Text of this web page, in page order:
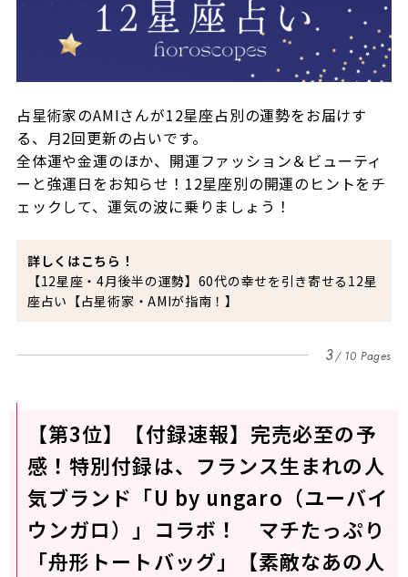
占星術家のAMIさんが12星座占別の運勢をお届けす
る、月2回更新の占いです。
全体運や金運のほか、開運ファッション＆ビューティ
ーと強運日をお知らせ！12星座別の開運のヒントをチ
ェックして、運気の波に乗りましょう！
詳しくはこちら！
【12星座・4月後半の運勢】60代の幸せを引き寄せる12星
座占い【占星術家・AMIが指南！】
3 10 Pages
【第3位】【付録速報】完売必至の予
感！特別付録は、フランス生まれの人
気ブランド「U by ungaro（ユーバイ
ウンガロ）」コラボ！ マチたっぷり
「舟形トートバッグ」【素敵なあの人